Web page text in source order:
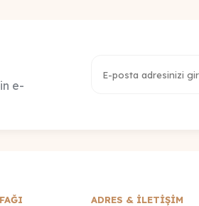
e-
ADRES & İLETIŞIM